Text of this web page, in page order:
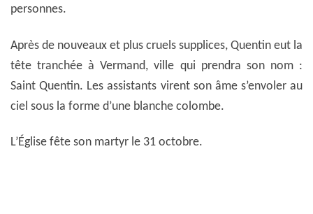
personnes.
Après de nouveaux et plus cruels supplices, Quentin eut la
tête tranchée à Vermand, ville qui prendra son nom :
Saint Quentin. Les assistants virent son âme s’envoler au
ciel sous la forme d’une blanche colombe.
L’Église fête son martyr le 31 octobre.